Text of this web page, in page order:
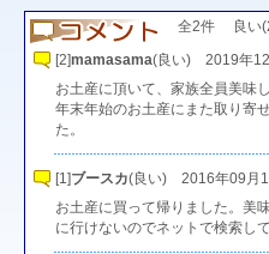
全2件 良い
[2]mamasama(良い) 2019年
お土産に頂いて、家族全員美味
年末年始のお土産にまた取り寄
た。
[1]ブースカ(良い) 2016年09月
お土産に買って帰りました。美
に行けないのでネットで検索し